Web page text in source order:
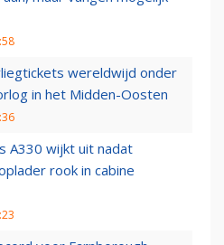
wereldwijd onder
in het Midden-Oosten
A330 wijkt uit nadat
rook in cabine